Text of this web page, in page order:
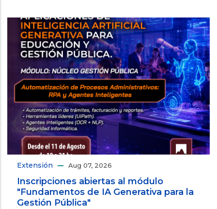
Extensión Aug 07, 2026
Inscripciones abiertas al módulo
"Fundamentos de IA Generativa para la
Gestión Pública"